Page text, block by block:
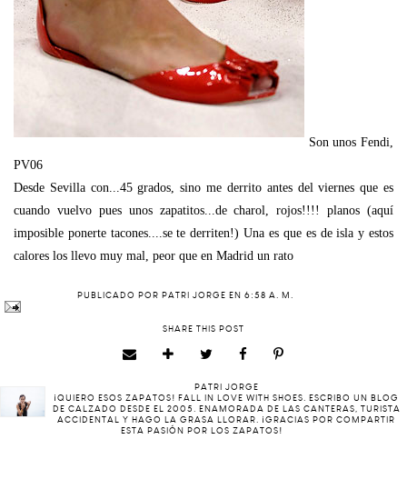
Son unos Fendi,
PV06
Desde Sevilla con...45 grados, sino me derrito antes del viernes que es
cuando vuelvo pues unos zapatitos...de charol, rojos!!!! planos (aquí
imposible ponerte tacones....se te derriten!) Una es que es de isla y estos
calores los llevo muy mal, peor que en Madrid un rato
PUBLICADO POR PATRI JORGE EN 6:58 A. M.
SHARE THIS POST
PATRI JORGE
¡QUIERO ESOS ZAPATOS! FALL IN LOVE WITH SHOES. ESCRIBO UN BLOG
DE CALZADO DESDE EL 2005. ENAMORADA DE LAS CANTERAS, TURISTA
ACCIDENTAL Y HAGO LA GRASA LLORAR. ¡GRACIAS POR COMPARTIR
ESTA PASIÓN POR LOS ZAPATOS!